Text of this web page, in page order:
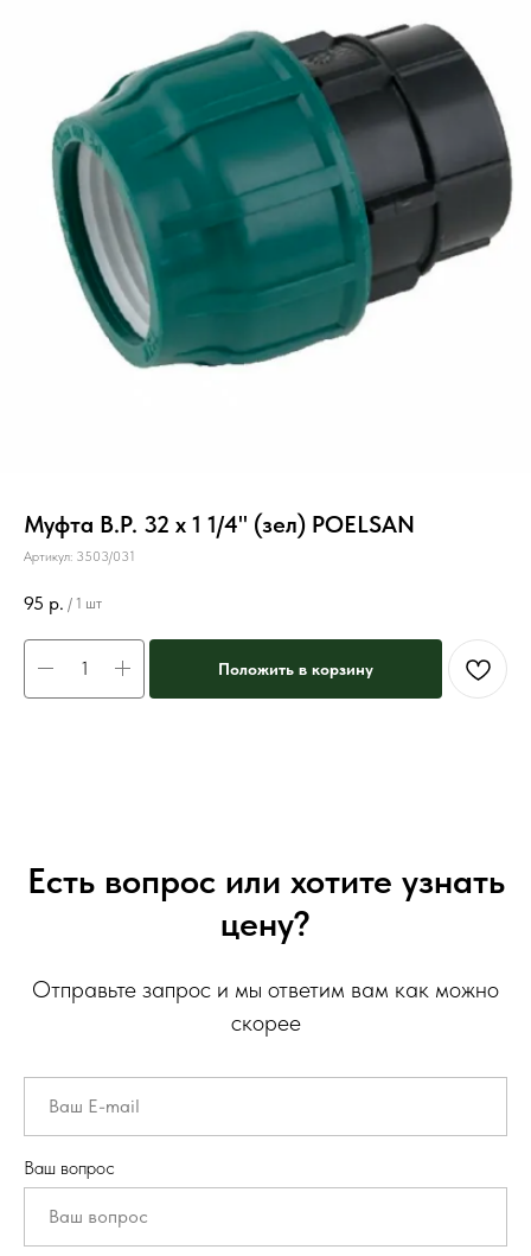
Муфта В.Р. 32 х 1 1/4" (зел) POELSAN
Артикул: 3503/031
95 р. / 1 шт
Положить в корзину
Есть вопрос или хотите узнать
цену?
Отправьте запрос и мы ответим вам как можно
скорее
Ваш вопрос